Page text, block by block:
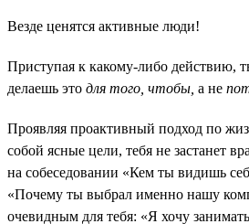
Везде ценятся активные люди!
Приступая к какому-либо действию,
делаешь это для того, чтобы, а не
Проявляя проактивный подход по
собой ясные цели, тебя не застанет
на собеседовании «Кем ты видишь
«Почему ты выбрал именно нашу
очевидным для тебя: «Я хочу